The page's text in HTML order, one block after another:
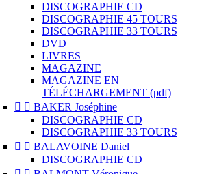
DISCOGRAPHIE CD
DISCOGRAPHIE 45 TOURS
DISCOGRAPHIE 33 TOURS
DVD
LIVRES
MAGAZINE
MAGAZINE EN
TÉLÉCHARGEMENT (pdf)
  BAKER Joséphine
DISCOGRAPHIE CD
DISCOGRAPHIE 33 TOURS
  BALAVOINE Daniel
DISCOGRAPHIE CD